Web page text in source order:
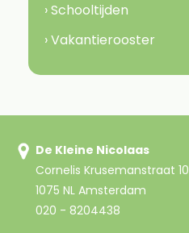
› Schooltijden
› Vakantierooster
De Kleine Nicolaas
Cornelis Krusemanstraat 10
1075 NL Amsterdam
020 - 8204438